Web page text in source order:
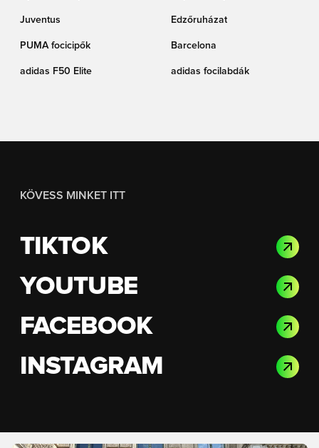
Juventus Edzőruházat
PUMA focicipők Barcelona
adidas F50 Elite adidas focilabdák
KÖVESS MINKET ITT
TIKTOK
YOUTUBE
FACEBOOK
INSTAGRAM